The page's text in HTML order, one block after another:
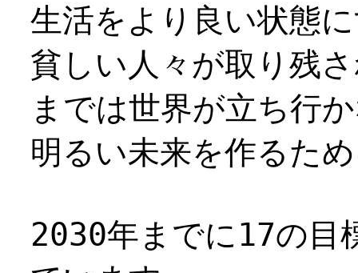
生活をより良い状態
貧しい人々が取り残
までは世界が立ち行
明るい未来を作るた
2030年までに17の目